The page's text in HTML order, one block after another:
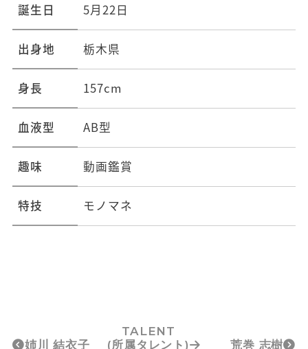
誕生日 5月22日
出身地 栃木県
身長 157cm
血液型 AB型
趣味 動画鑑賞
特技 モノマネ
姉川 結衣子
TALENT
(所属タレント)
荒巻 志樹